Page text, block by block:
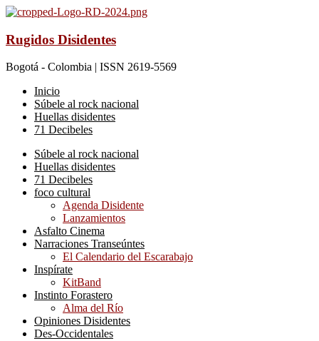
Rugidos Disidentes
Bogotá - Colombia | ISSN 2619-5569
Inicio
Súbele al rock nacional
Huellas disidentes
71 Decibeles
Súbele al rock nacional
Huellas disidentes
71 Decibeles
foco cultural
Agenda Disidente
Lanzamientos
Asfalto Cinema
Narraciones Transeúntes
El Calendario del Escarabajo
Inspírate
KitBand
Instinto Forastero
Alma del Río
Opiniones Disidentes
Des-Occidentales